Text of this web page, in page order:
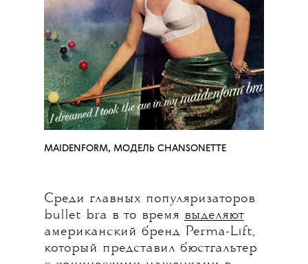
MAIDENFORM, МОДЕЛЬ CHANSONETTE
Среди главных популяризаторов
bullet bra в то время выделяют
американский бренд Perma-Lift,
который представил бюстгальтер